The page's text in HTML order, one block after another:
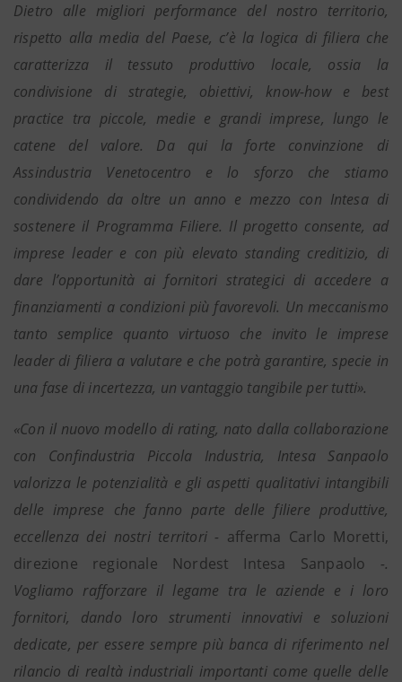
Dietro alle migliori performance del nostro territorio,
rispetto alla media del Paese, c’è la logica di filiera che
caratterizza il tessuto produttivo locale, ossia la
condivisione di strategie, obiettivi, know-how e best
practice tra piccole, medie e grandi imprese, lungo le
catene del valore. Da qui la forte convinzione di
Assindustria Venetocentro e lo sforzo che stiamo
condividendo da oltre un anno e mezzo con Intesa di
sostenere il Programma Filiere. Il progetto consente, ad
imprese leader e con più elevato standing creditizio, di
dare l’opportunità ai fornitori strategici di accedere a
finanziamenti a condizioni più favorevoli. Un meccanismo
tanto semplice quanto virtuoso che invito le imprese
leader di filiera a valutare e che potrà garantire, specie in
una fase di incertezza, un vantaggio tangibile per tutti».
«Con il nuovo modello di rating, nato dalla collaborazione
con Confindustria Piccola Industria, Intesa Sanpaolo
valorizza le potenzialità e gli aspetti qualitativi intangibili
delle imprese che fanno parte delle filiere produttive,
eccellenza dei nostri territori - afferma Carlo Moretti,
direzione regionale Nordest Intesa Sanpaolo -.
Vogliamo rafforzare il legame tra le aziende e i loro
fornitori, dando loro strumenti innovativi e soluzioni
dedicate, per essere sempre più banca di riferimento nel
rilancio di realtà industriali importanti come quelle delle